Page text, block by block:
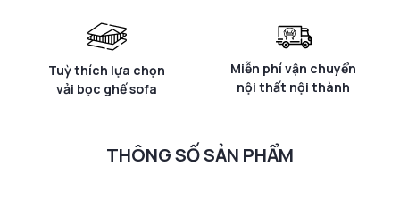
Tuỳ thích lựa chọn
vải bọc ghế sofa
Miễn phí vận chuyển
nội thất nội thành
THÔNG SỐ SẢN PHẨM